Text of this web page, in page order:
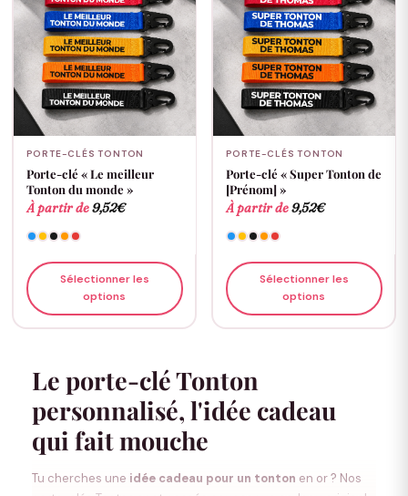
PORTE-CLÉS TONTON
Porte-clé « Le meilleur
Tonton du monde »
À partir de9,52€
Sélectionner les
options
PORTE-CLÉS TONTON
Porte-clé « Super Tonton de
[Prénom] »
À partir de9,52€
Sélectionner les
options
Le porte-clé Tonton
personnalisé, l'idée cadeau
qui fait mouche
Tu cherches une idée cadeau pour un tonton en or ? Nos